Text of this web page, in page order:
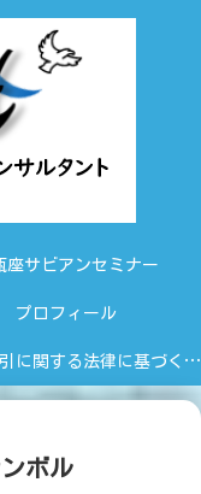
座サビアンセミナー
プロフィール
特定商取引に関する法律に基づく表示
ボル